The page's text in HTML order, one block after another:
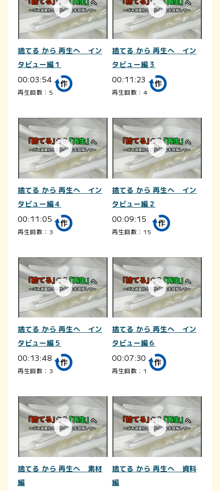
捨てる から 再生へ イン
タビュー編１
00:03:54
再生回数：5
捨てる から 再生へ イン
タビュー編３
00:11:23
再生回数：4
捨てる から 再生へ イン
タビュー編４
00:11:05
再生回数：3
捨てる から 再生へ イン
タビュー編２
00:09:15
再生回数：15
捨てる から 再生へ イン
タビュー編５
00:13:48
再生回数：3
捨てる から 再生へ イン
タビュー編６
00:07:30
再生回数：1
捨てる から 再生へ 素材
編
捨てる から 再生へ 資料
編